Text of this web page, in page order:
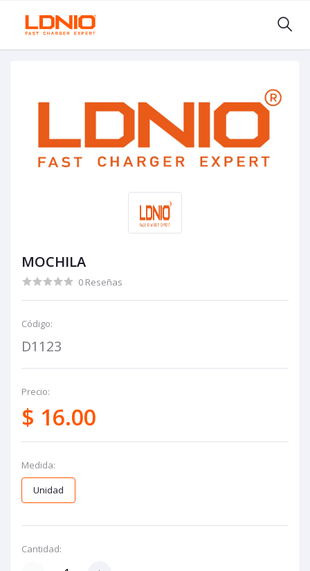
MOCHILA
0 Reseñas
Código:
D1123
Precio:
$ 16.00
Medida:
Unidad
Cantidad: